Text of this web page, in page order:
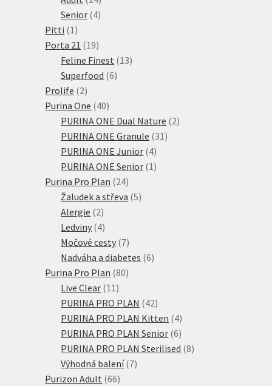
produktů
Senior 44
Pitti 1 1
produkt
Porta 21 1919
produktů
Feline Finest 1313
Superfood 66
Prolife 22
produkty
Purina One 4040
produktů
PURINA ONE Dual Nature 22
PURINA ONE Granule 31 31
PURINA ONE Junior 44
produkty
PURINA ONE Senior 1 1
Purina Pro Plan 2424
produktů
Žaludek a střeva 55
Alergie 22
produkty
Ledviny 44
produkty
Močové cesty 77
produktů
Nadváha a diabetes 66
Purina Pro Plan 8080
Live Clear 11 11
produktů
PURINA PRO PLAN 4242
produktů
PURINA PRO PLAN Kitten 44
produkty
PURINA PRO PLAN Senior 66
produktů
PURINA PRO PLAN Sterilised 88
Výhodná balení 77
Purizon Adult 6666